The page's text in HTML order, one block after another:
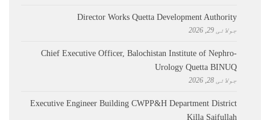
Director Works Quetta Development Authority
جولائی 29, 2026
Chief Executive Officer, Balochistan Institute of Nephro-
Urology Quetta BINUQ
جولائی 28, 2026
Executive Engineer Building CWPP&H Department District
Killa Saifullah